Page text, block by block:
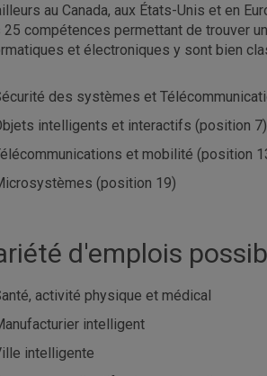
au Canada, aux États-Unis et en
25 compétences permettant de trouver
et électroniques y sont bien
des systèmes et
intelligents et interactifs (position 7)
et mobilité (position
(position 19)
d'emplois
activité physique et médical
intelligent
intelligente